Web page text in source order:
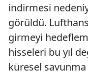
indirmesi
görüldü.
girmeyi
hisseleri bu yıl
küresel savunma